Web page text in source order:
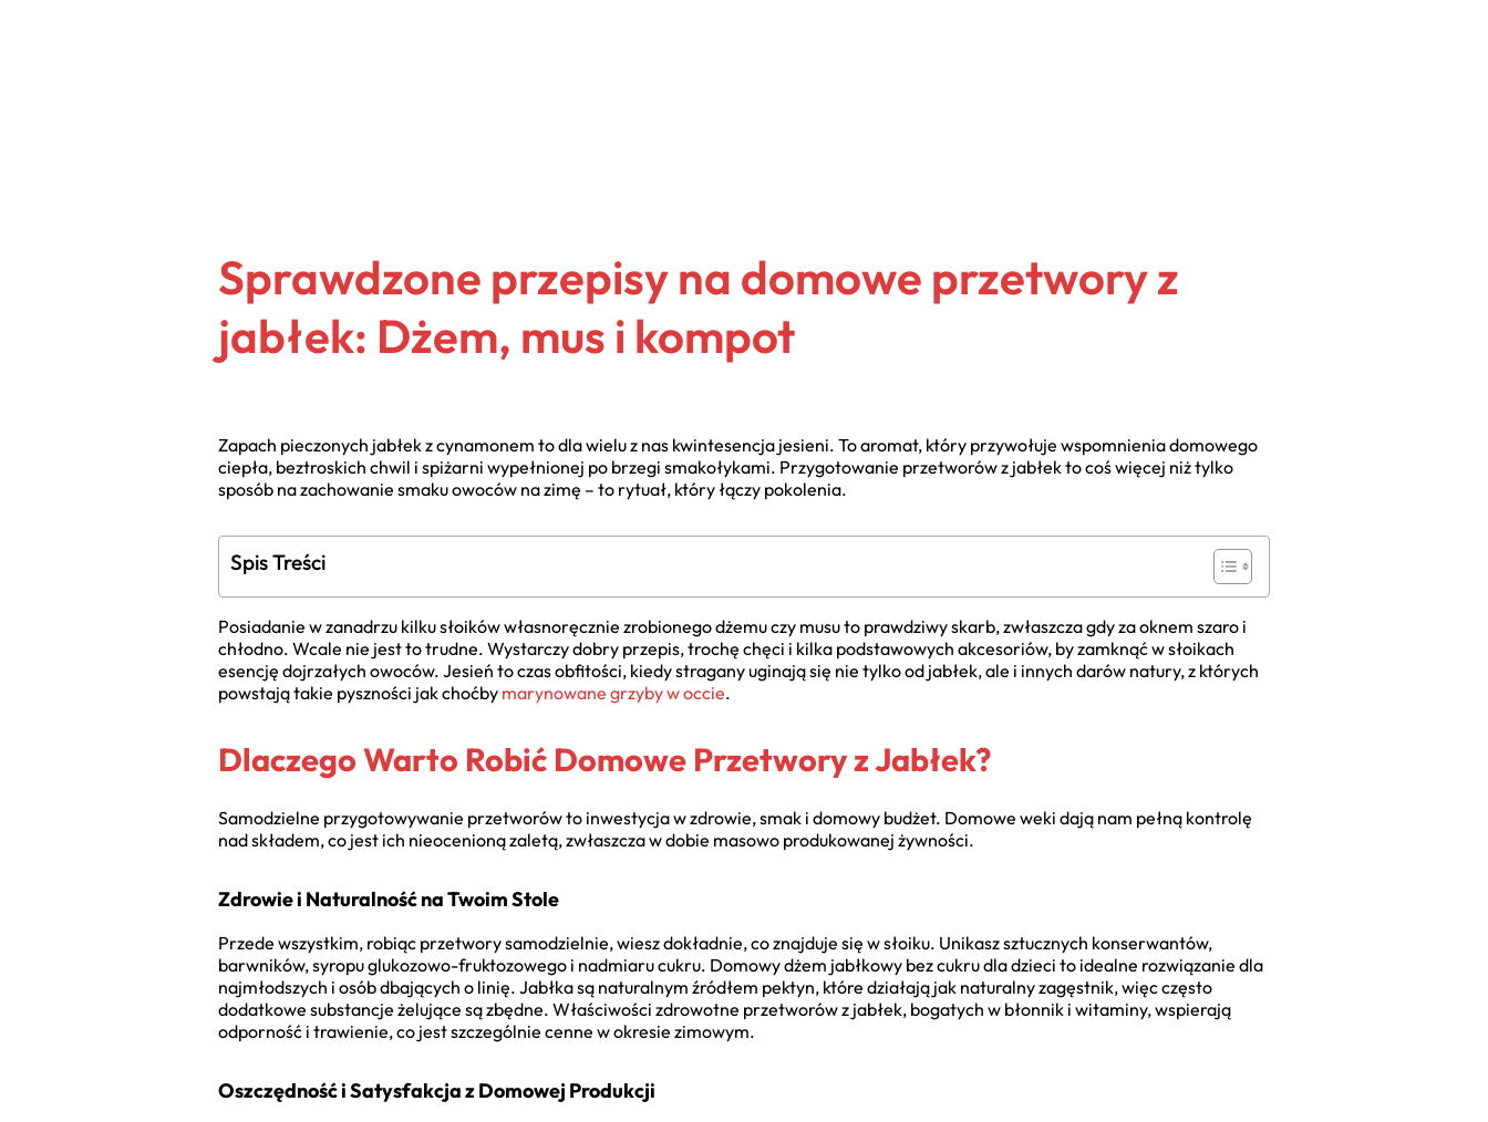
Sprawdzone przepisy na domowe przetwory z
jabłek: Dżem, mus i kompot
Zapach pieczonych jabłek z cynamonem to dla wielu z nas kwintesencja jesieni. To aromat, który przywołuje wspomnienia domowego
ciepła, beztroskich chwil i spiżarni wypełnionej po brzegi smakołykami. Przygotowanie przetworów z jabłek to coś więcej niż tylko
sposób na zachowanie smaku owoców na zimę – to rytuał, który łączy pokolenia.
Spis Treści
Posiadanie w zanadrzu kilku słoików własnoręcznie zrobionego dżemu czy musu to prawdziwy skarb, zwłaszcza gdy za oknem szaro i
chłodno. Wcale nie jest to trudne. Wystarczy dobry przepis, trochę chęci i kilka podstawowych akcesoriów, by zamknąć w słoikach
esencję dojrzałych owoców. Jesień to czas obfitości, kiedy stragany uginają się nie tylko od jabłek, ale i innych darów natury, z których
powstają takie pyszności jak choćby marynowane grzyby w occie.
Dlaczego Warto Robić Domowe Przetwory z Jabłek?
Samodzielne przygotowywanie przetworów to inwestycja w zdrowie, smak i domowy budżet. Domowe weki dają nam pełną kontrolę
nad składem, co jest ich nieocenioną zaletą, zwłaszcza w dobie masowo produkowanej żywności.
Zdrowie i Naturalność na Twoim Stole
Przede wszystkim, robiąc przetwory samodzielnie, wiesz dokładnie, co znajduje się w słoiku. Unikasz sztucznych konserwantów,
barwników, syropu glukozowo-fruktozowego i nadmiaru cukru. Domowy dżem jabłkowy bez cukru dla dzieci to idealne rozwiązanie dla
najmłodszych i osób dbających o linię. Jabłka są naturalnym źródłem pektyn, które działają jak naturalny zagęstnik, więc często
dodatkowe substancje żelujące są zbędne. Właściwości zdrowotne przetworów z jabłek, bogatych w błonnik i witaminy, wspierają
odporność i trawienie, co jest szczególnie cenne w okresie zimowym.
Oszczędność i Satysfakcja z Domowej Produkcji